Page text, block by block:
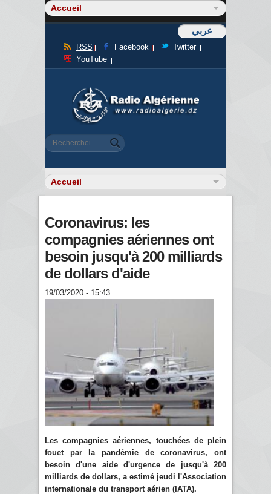
عربي
RSS Facebook
Twitter
YouTube
Formulaire de recherche
Rechercher
Coronavirus: les
compagnies aériennes ont
besoin jusqu'à 200 milliards
de dollars d'aide
19/03/2020 - 15:43
Les compagnies aériennes, touchées de plein
fouet par la pandémie de coronavirus, ont
besoin d'une aide d'urgence de jusqu'à 200
milliards de dollars, a estimé jeudi l'Association
internationale du transport aérien (IATA).